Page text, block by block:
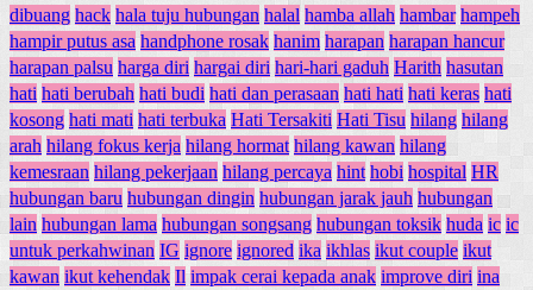
dibuang hack hala tuju hubungan halal hamba allah hambar hampeh
hampir putus asa handphone rosak hanim harapan harapan hancur
harapan palsu harga diri hargai diri hari-hari gaduh Harith hasutan
hati hati berubah hati budi hati dan perasaan hati hati hati keras hati
kosong hati mati hati terbuka Hati Tersakiti Hati Tisu hilang hilang
arah hilang fokus kerja hilang hormat hilang kawan hilang
kemesraan hilang pekerjaan hilang percaya hint hobi hospital HR
hubungan baru hubungan dingin hubungan jarak jauh hubungan
lain hubungan lama hubungan songsang hubungan toksik huda ic ic
untuk perkahwinan IG ignore ignored ika ikhlas ikut couple ikut
kawan ikut kehendak Il impak cerai kepada anak improve diri ina